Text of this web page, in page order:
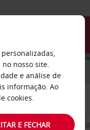
EM
nosso site.
e análise de
informação. Ao
cookies.
E FECHAR